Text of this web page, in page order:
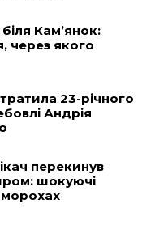
p
Кам’янок:
через якого
23-річного
Андрія
перекинув
шокуючі